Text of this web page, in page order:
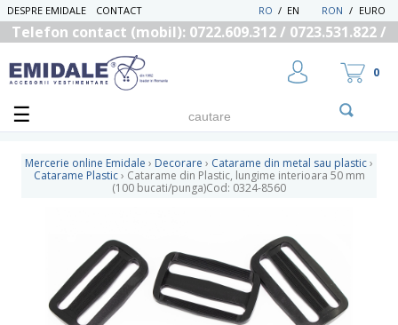
DESPRE EMIDALE CONTACT RON / EURO
EN
/
RO
Telefon contact (mobil): 0722.609.312 / 0723.531.822 /
0
Mercerie online Emidale › Decorare › Catarame din metal sau plastic›
Catarame Plastic › Catarame din Plastic, lungime interioara 50 mm
(100 bucati/punga)Cod: 0324-8560